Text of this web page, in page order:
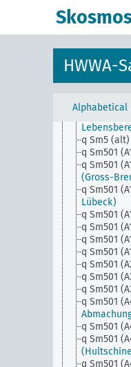
HWWA-
Alphabetical
q Sm34
q Sm38
q Sm41
q Sm42
q Sm5 (alt)
q Sm501
q Sm501
(Gross-
q Sm501
Lübeck)
q Sm501
q Sm501
q Sm501
q Sm501
q Sm501
q Sm501
q Sm501
q Sm501
q Sm501
q Sm501
q Sm501